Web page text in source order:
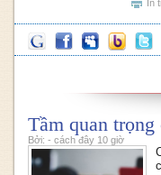
In
Tầm quan
Bởi: - cách đây 10 giờ